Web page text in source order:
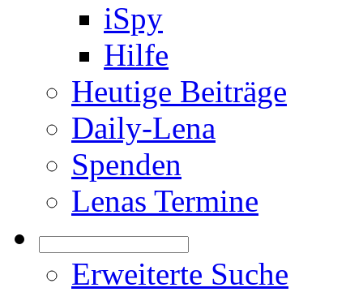
iSpy
Hilfe
Heutige Beiträge
Daily-Lena
Spenden
Lenas Termine
Erweiterte Suche